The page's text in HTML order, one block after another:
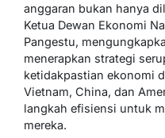
anggaran bukan hanya
Ketua Dewan Ekonomi
Pangestu,
menerapkan strategi
ketidakpastian ekonomi
Vietnam, China, dan
langkah efisiensi untuk
mereka.